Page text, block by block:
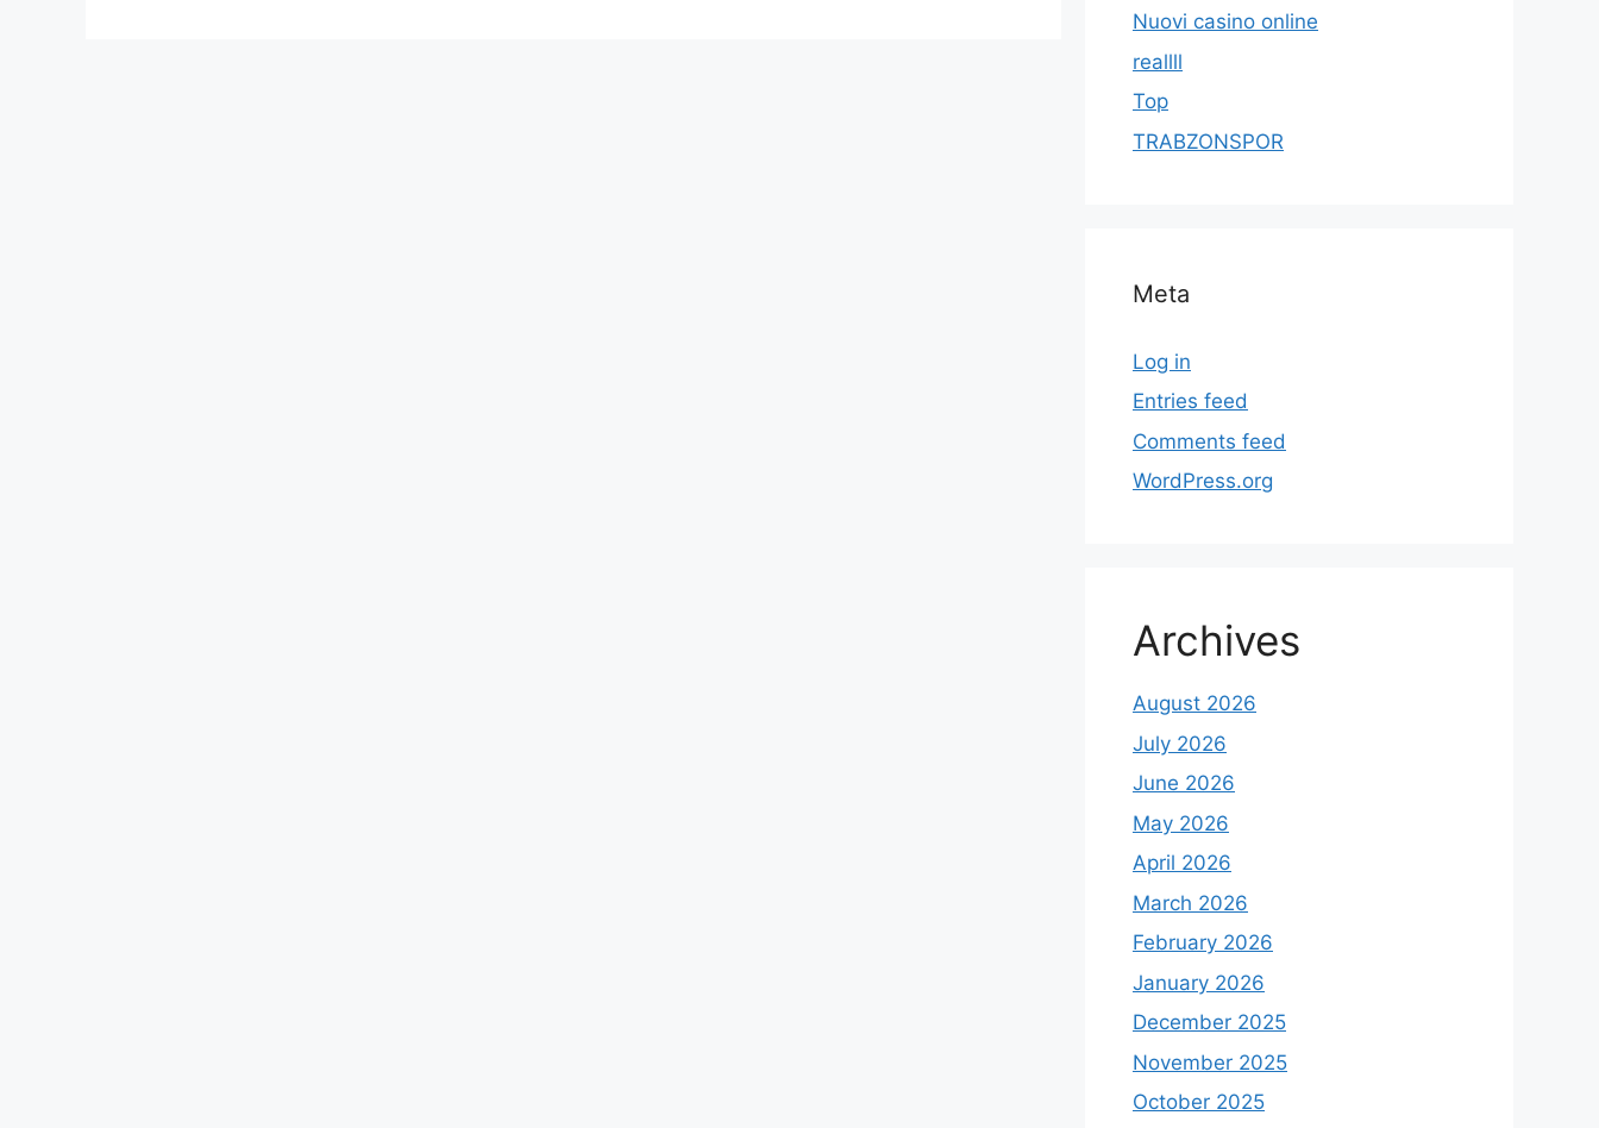
Nuovi casino online
reallll
Top
TRABZONSPOR
Meta
Log in
Entries feed
Comments feed
WordPress.org
Archives
August 2026
July 2026
June 2026
May 2026
April 2026
March 2026
February 2026
January 2026
December 2025
November 2025
October 2025